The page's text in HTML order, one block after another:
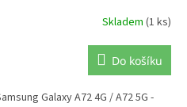
Skladem (1 ks)
Do košíku
Galaxy A72 4G / A72 5G -